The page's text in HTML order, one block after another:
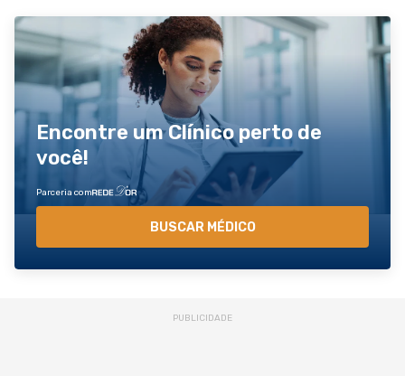
Encontre um Clínico perto de
você!
Parceria com
BUSCAR MÉDICO